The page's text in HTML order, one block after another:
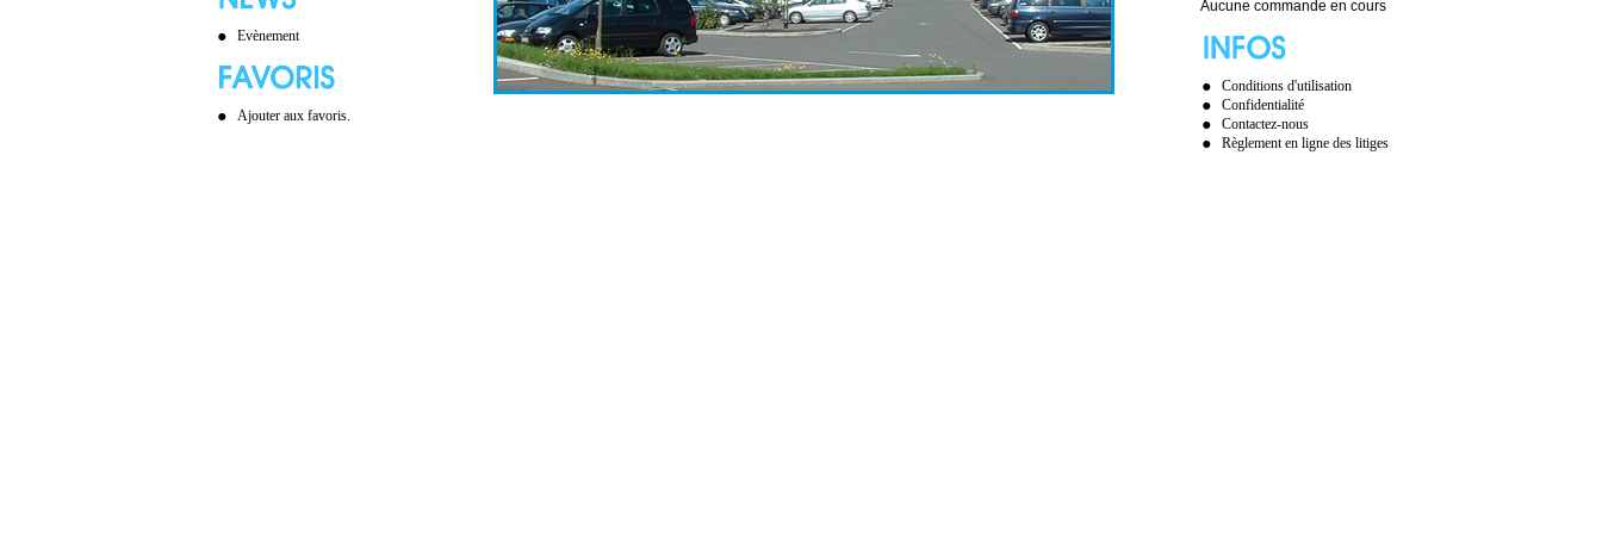
Evènement
Ajouter aux favoris.
Aucune commande en cours
Conditions d'utilisation
Confidentialité
Contactez-nous
Règlement en ligne des litiges